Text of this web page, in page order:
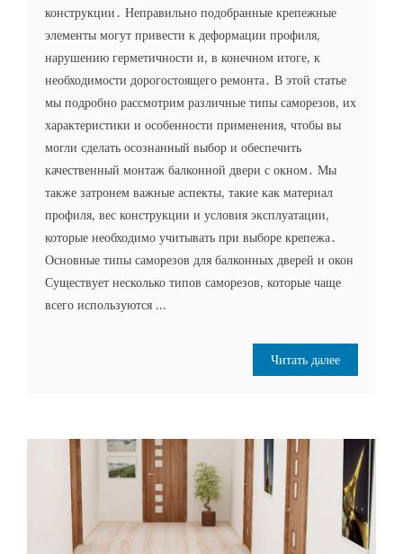
конструкции․ Неправильно подобранные крепежные
элементы могут привести к деформации профиля,
нарушению герметичности и, в конечном итоге, к
необходимости дорогостоящего ремонта․ В этой статье
мы подробно рассмотрим различные типы саморезов, их
характеристики и особенности применения, чтобы вы
могли сделать осознанный выбор и обеспечить
качественный монтаж балконной двери с окном․ Мы
также затронем важные аспекты, такие как материал
профиля, вес конструкции и условия эксплуатации,
которые необходимо учитывать при выборе крепежа․
Основные типы саморезов для балконных дверей и окон
Существует несколько типов саморезов, которые чаще
всего используются ...
Читать далее